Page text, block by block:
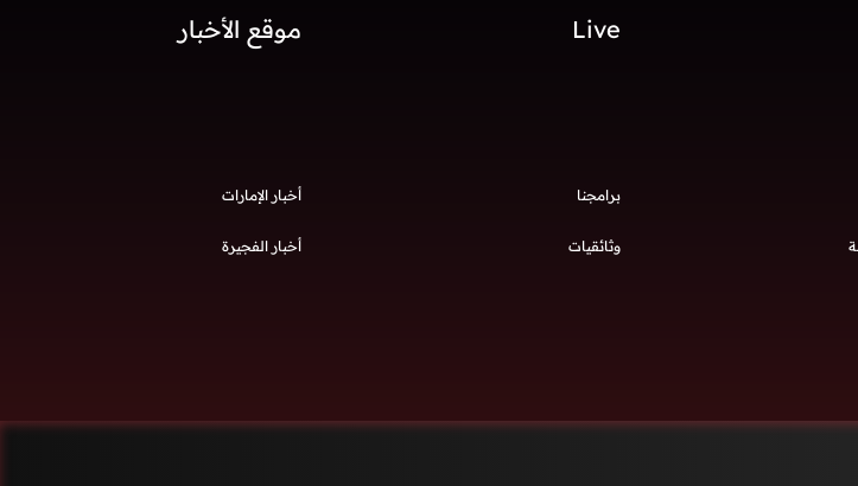
Live موقع الأخبار
برامجنا
وثائقيات
أخبار الإمارات
أخبار الفجيرة